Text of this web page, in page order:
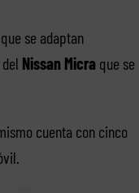
se adaptan
Nissan Micra que se
cuenta con cinco